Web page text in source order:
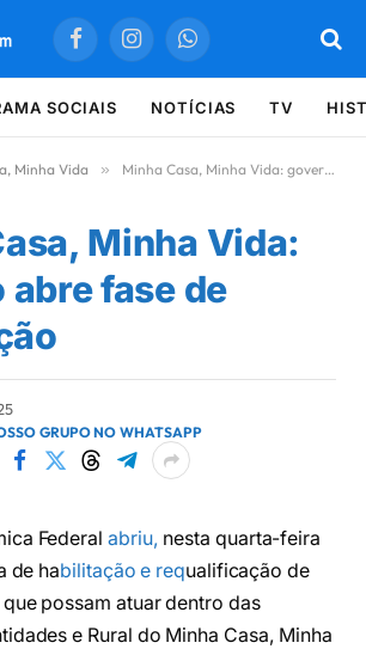
FacebookInstagramWhatsApp
SOCIAIS NOTÍCIAS TV
Minha Vida » Minha Casa, Minha Vida: governo abre fase de habilitação
Minha Vida:
abre fase de
GRUPO NO WHATSAPP
Federal abriu, nesta quarta-feira
de habilitação e requalificação de
possam atuar dentro das
e Rural do Minha Casa, Minha